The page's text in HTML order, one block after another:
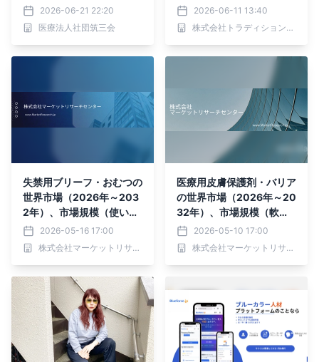
2026-06-21 22:20
医療法人社団筑三会
大。 〜「ルーツと翼」キ
ャンペーン、第2弾スター
ト〜
2026-06-11 13:40
株式会社トラディション・ブルー
失禁用ブリーフ・おむつの
世界市場（2026年～203
2年）、市場規模（使い捨
て、再利用）・分析レポー
トを発表
2026-05-16 17:00
株式会社マーケットリサーチセンター
医療用皮膚保護剤・バリア
の世界市場（2026年～20
32年）、市場規模（軟
膏、パッチ）・分析レポー
トを発表
2026-05-10 17:00
株式会社マーケットリサーチセンター